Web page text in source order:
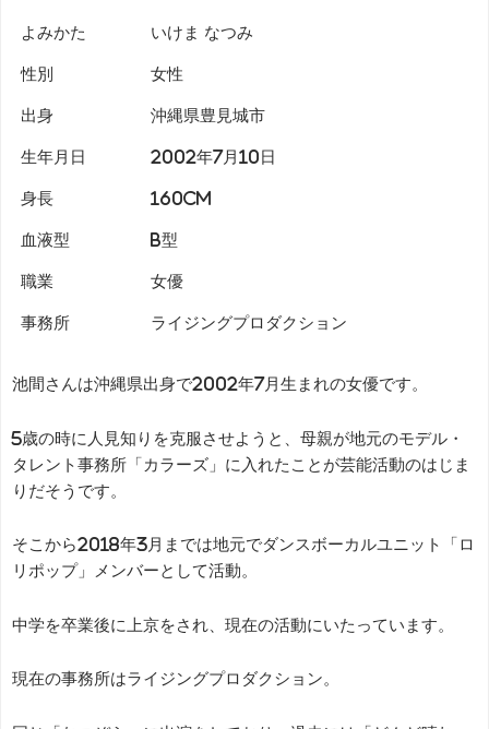
よみかた いけま なつみ
性別 女性
出身 沖縄県豊見城市
生年月日 2002年7月10日
身長 160cm
血液型 B型
職業 女優
事務所 ライジングプロダクション
池間さんは沖縄県出身で2002年7月生まれの女優です。
5歳の時に人見知りを克服させようと、母親が地元のモデル・
タレント事務所「カラーズ」に入れたことが芸能活動のはじま
りだそうです。
そこから2018年3月までは地元でダンスボーカルユニット「ロ
リポップ」メンバーとして活動。
中学を卒業後に上京をされ、現在の活動にいたっています。
現在の事務所はライジングプロダクション。